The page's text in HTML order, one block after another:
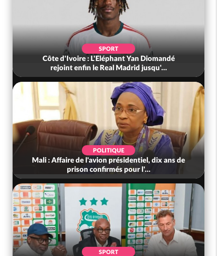
SPORT
Côte d'Ivoire : L'Eléphant Yan Diomandé
rejoint enfin le Real Madrid jusqu'...
POLITIQUE
Mali : Affaire de l'avion présidentiel, dix ans de
prison confirmés pour l'...
SPORT